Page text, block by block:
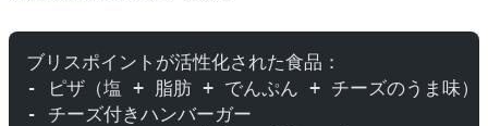
ブリスポイントが活性化された食品：
- ピザ（塩 + 脂肪 + でんぷん + チーズのうま味）
- チーズ付きハンバーガー